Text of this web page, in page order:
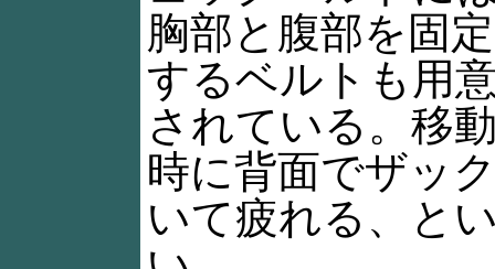
胸部と腹部を固定
するベルトも用
されている。移
時に背面でザッ
いて疲れる、と